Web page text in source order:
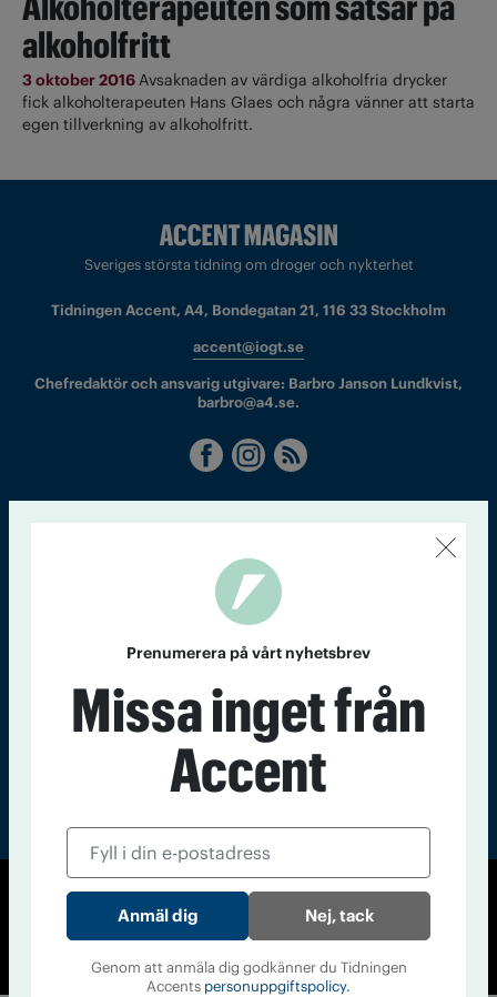
alkoholfritt
3 oktober 2016Avsaknaden av värdiga alkoholfria drycker
fick alkoholterapeuten Hans Glaes och några vänner att starta
egen tillverkning av alkoholfritt.
Sveriges största tidning om droger och nykterhet
Tidningen Accent, A4, Bondegatan 21, 116 33 Stockholm
accent@iogt.se
Chefredaktör och ansvarig utgivare: Barbro Janson Lundkvist,
barbro@a4.se.
Accent
© Tidningen Accent 2026
Cookiepolicy
Personuppgiftspolicy
Prenumerera på vårt nyhetsbrev
Missa inget från
Accent
Nej, tack
Genom att anmäla dig godkänner du Tidningen
Accents personuppgiftspolicy.